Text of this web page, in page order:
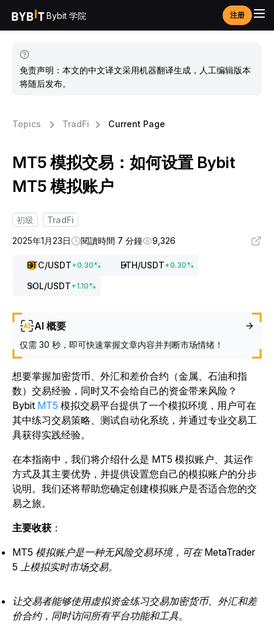
Bybit 学院 注册
免责声明：本文的中文译文采用机器翻译生成，人工编辑版本
将随后发布。
Topics TradFi Current Page
MT5 模拟交易：如何设置 Bybit
MT5 模拟账户
初級
TradFi
2025年1月23日
閱讀時間 7 分鐘 9,326
BTC/USDT+0.30% ETH/USDT+0.30%
SOL/USDT+1.10%
AI 概要
仅需 30 秒，即可快速掌握文章内容并判断市场情绪！
想要掌握加密货币、外汇和差价合约（金属、石油和指
数）交易经验，同时又不会给自己的资金带来风险？
Bybit MT5 模拟交易平台提供了一个模拟环境，用户可在
其中练习交易策略、测试自动化系统，并通过专业交易工
具获得实践经验。
在本指南中，我们将介绍什么是 MT5 模拟账户、其运作
方式及其主要优势，并提供设置您自己的模拟账户的分步
说明。我们还将帮助您确定创建模拟账户是否适合您的交
易之旅。
主要收获 ：
MT5 模拟账户是一种无风险交易环境，可在 MetaTrader
5 上模拟实时市场交易。
让交易者能够使用虚拟资金练习交易加密货币、外汇和差
价合约，同时访问所有平台功能和工具。